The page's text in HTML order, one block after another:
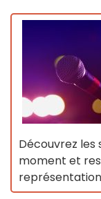
Découvrez
moment et